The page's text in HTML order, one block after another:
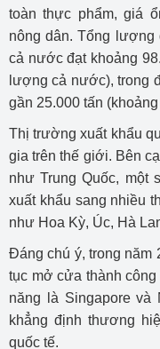
toàn thực phẩm, giá
nông dân. Tổng lượng
cả nước đạt khoảng
lượng cả nước), trong
gần 25.000 tấn
Thị trường xuất khẩu
gia trên thế giới. Bên
như Trung Quốc, một
xuất khẩu sang nhiều
như Hoa Kỳ, Úc, Hà
Đáng chú ý, trong năm
tục mở cửa thành
năng là Singapore
khẳng định thương
quốc tế.